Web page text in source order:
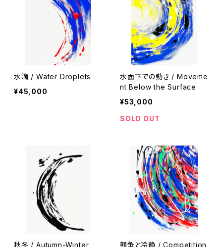
水滴 / Water Droplets
¥45,000
水面下での動き / Moveme
nt Below the Surface
¥53,000
SOLD OUT
秋冬 / Autumn-Winter
競争と冷静 / Competition